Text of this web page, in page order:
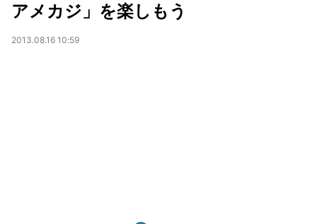
アメカジ」を楽しもう
2013.08.16 10:59